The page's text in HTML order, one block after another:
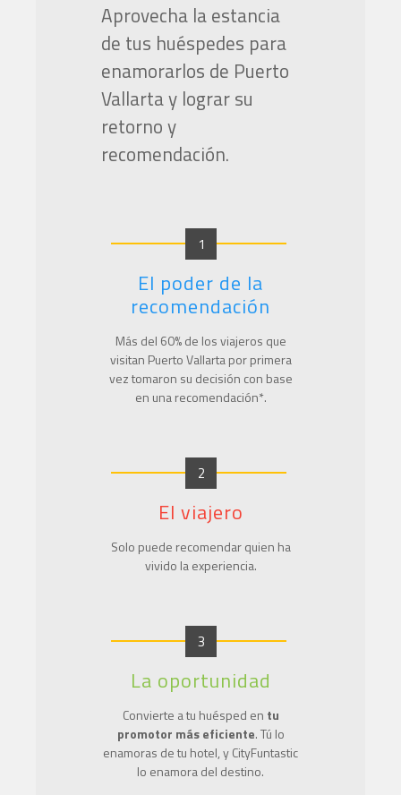
Aprovecha la estancia
de tus huéspedes para
enamorarlos de Puerto
Vallarta y lograr su
retorno y
recomendación.
1
El poder de la
recomendación
Más del 60% de los viajeros que
visitan Puerto Vallarta por primera
vez tomaron su decisión con base
en una recomendación*.
2
El viajero
Solo puede recomendar quien ha
vivido la experiencia.
3
La oportunidad
Convierte a tu huésped en tu
promotor más eficiente. Tú lo
enamoras de tu hotel, y CityFuntastic
lo enamora del destino.